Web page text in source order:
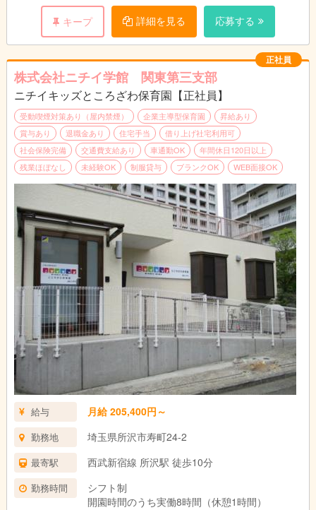
不安な点などがありましたら、遠慮なくご相談下さい。
キープ 詳細を見る 応募する
正社員
株式会社ニチイ学館 関東第三支部
ニチイキッズところざわ保育園【正社員】
受動喫煙対策あり（屋内禁煙） 企業主導型保育園
昇給あり
賞与あり
退職金あり 住宅手当
借り上げ社宅利用可
社会保険完備
交通費支給あり 車通勤OK
年間休日120日以上
残業ほぼなし
未経験OK 制服貸与 ブランクOK WEB面接OK
給与 月給 205,400円～
勤務地 埼玉県所沢市寿町24-2
最寄駅 西武新宿線 所沢駅 徒歩10分
勤務時間
シフト制
開園時間のうち実働8時間（休憩1時間）